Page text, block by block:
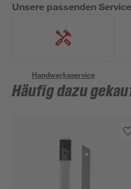
Unsere passenden
Handwerksservice
Häufig dazu